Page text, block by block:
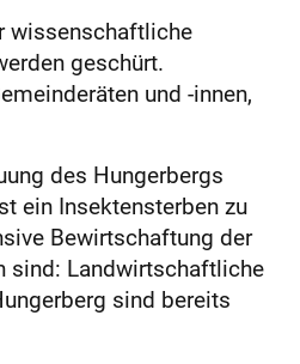
wissenschaftliche
geschürt.
und -innen,
des Hungerbergs
ein Insektensterben zu
Bewirtschaftung der
sind: Landwirtschaftliche
sind bereits